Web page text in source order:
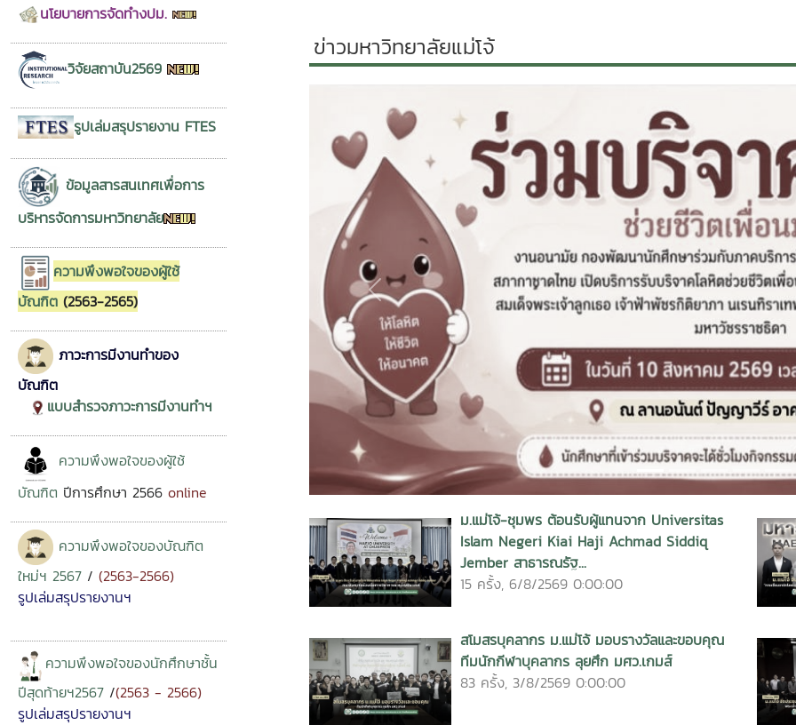
นโยบายการจัดทำงปม.
วิจัยสถาบัน2569
รูปเล่มสรุปรายงาน FTES
ข้อมูลสารสนเทศเพื่อการ
บริหารจัดการมหาวิทยาลัย
ความพึงพอใจของผู้ใช้
บัณฑิต (2563-2565)
ภาวะการมีงานทำของ
บัณฑิต
แบบสำรวจภาวะการมีงานทำฯ
ความพึงพอใจของผู้ใช้
บัณฑิต ปีการศึกษา 2566 online
ความพึงพอใจของบัณฑิต
ใหม่ฯ 2567 / (2563-2566)
รูปเล่มสรุปรายงานฯ
ความพึงพอใจของนักศึกษาชั้น
ปีสุดท้ายฯ2567 /(2563 - 2566)
รูปเล่มสรุปรายงานฯ
(Flagship) ในการพัฒนา
มหาวิทยาลัย ทั้งนี้ได้รับรับเกียรติ
ทองอำไพ อดีตผู้อำนวยการ
สถาบันคลังสมองของชาติ (สคช.)
และคุณกนกวรรณ ขับนบ นัก
วิเคราะห์นโยบายและแผนอาวุโส
หัวหน้างานสนับสนุนการวิจัยด้าน
อาหาร สำนักงานพัฒนาการวิจัย
การเกษตร (องค์การมหาชน)
สวก. เป็นวิทยากร ทั้งนี้มีคณะผู้
บริหาร คณาจารย์ เข้าร่วม
โครงการ ณ ศูนย์การศึกษาและ
ฝึกอบรมนานาชาติ มหาวิทยาลัย
แม่โจ้
ครุภัณฑ์
เชีย
ข่าวมหาวิทยาลัยแม่โจ้
Previous
ม.แม่โจ้-ชุมพร ต้อนรับผู้แทนจาก Universitas
Islam Negeri Kiai Haji Achmad Siddiq
Jember สาธารณรัฐ...
15 ครั้ง, 6/8/2569 0:00:00
สโมสรบุคลากร ม.แม่โจ้ มอบรางวัลและขอบคุณ
ทีมนักกีฬาบุคลากร ลุยศึก มศว.เกมส์
83 ครั้ง, 3/8/2569 0:00:00